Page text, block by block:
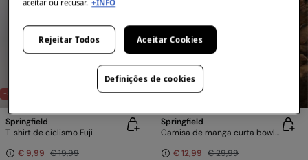
-50%
Springfield
T-shirt de ciclismo Fuji
€ 9,99 € 19,99
-57%
Springfield
Camisa de manga curta bowling estampada
€ 12,99 € 29,99
aceitar ou recusar. +INFO
Rejeitar Todos Aceitar Cookies
Definições de cookies